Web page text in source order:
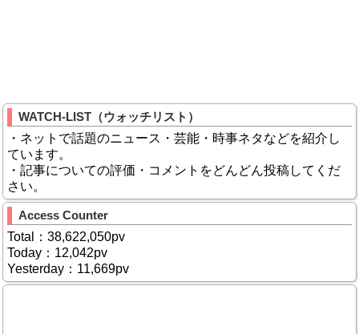
WATCH-LIST（ウォッチリスト）
・ネットで話題のニュース・芸能・時事ネタなどを紹介し
ています。
・記事についての評価・コメントをどんどん投稿してくだ
さい。
Access Counter
Total：38,622,050pv
Today：12,042pv
Yesterday：11,669pv